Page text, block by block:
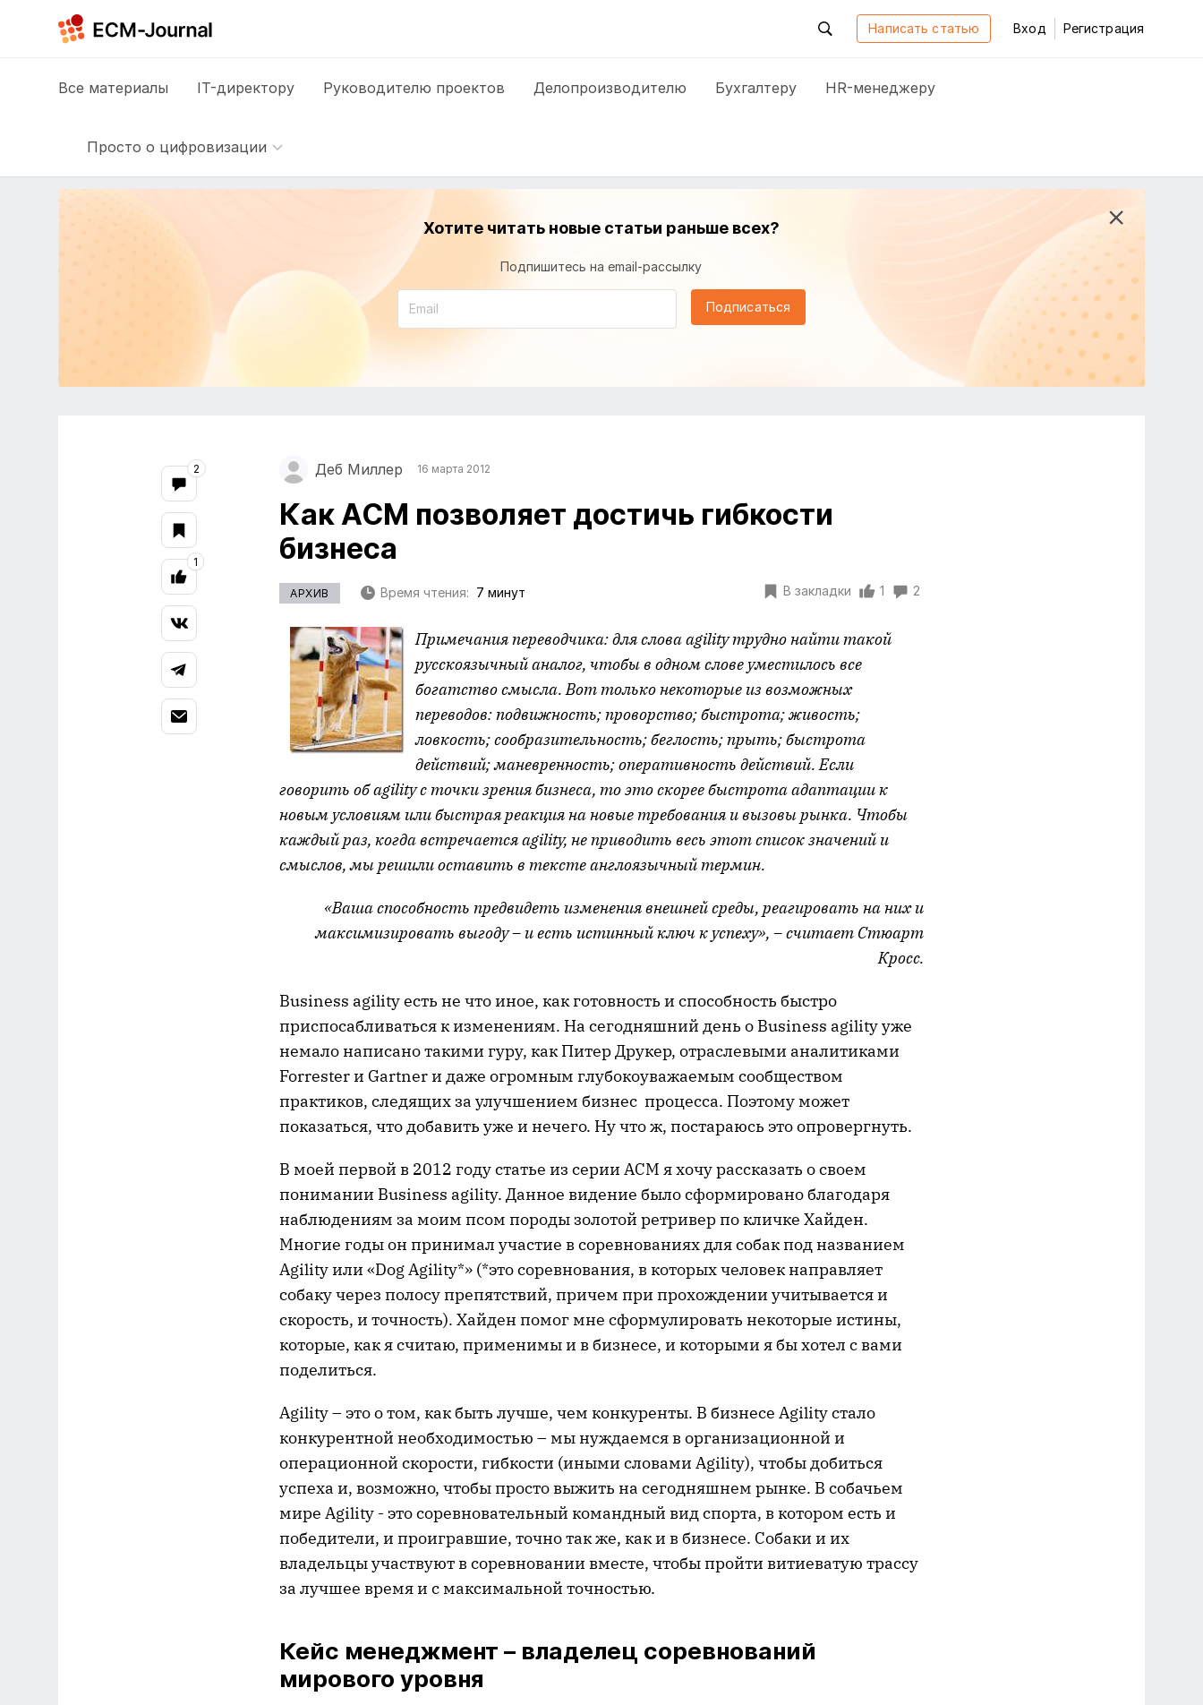
Написать статью Вход Регистрация
Все материалы IT-директору Руководителю проектов Делопроизводителю Бухгалтеру HR-менеджеру
Просто о цифровизации
Хотите читать новые статьи раньше всех?
Подпишитесь на email-рассылку
Подписаться
Деб Миллер 16 марта 2012
Как ACM позволяет достичь гибкости
бизнеса
АРХИВ Время чтения: 7 минут В закладки 1 2
Примечания переводчика: для слова agility трудно найти такой
русскоязычный аналог, чтобы в одном слове уместилось все
богатство смысла. Вот только некоторые из возможных
переводов: подвижность; проворство; быстрота; живость;
ловкость; сообразительность; беглость; прыть; быстрота
действий; маневренность; оперативность действий. Если
говорить об agility с точки зрения бизнеса, то это скорее быстрота адаптации к
новым условиям или быстрая реакция на новые требования и вызовы рынка. Чтобы
каждый раз, когда встречается agility, не приводить весь этот список значений и
смыслов, мы решили оставить в тексте англоязычный термин.
«Ваша способность предвидеть изменения внешней среды, реагировать на них и
максимизировать выгоду – и есть истинный ключ к успеху», – считает Стюарт
Кросс.
Business agility есть не что иное, как готовность и способность быстро
приспосабливаться к изменениям. На сегодняшний день о Business agility уже
немало написано такими гуру, как Питер Друкер, отраслевыми аналитиками
Forrester и Gartner и даже огромным глубокоуважаемым сообществом
практиков, следящих за улучшением бизнес процесса. Поэтому может
показаться, что добавить уже и нечего. Ну что ж, постараюсь это опровергнуть.
В моей первой в 2012 году статье из серии ACM я хочу рассказать о своем
понимании Business agility. Данное видение было сформировано благодаря
наблюдениям за моим псом породы золотой ретривер по кличке Хайден.
Многие годы он принимал участие в соревнованиях для собак под названием
Agility или «Dog Agility*» (*это соревнования, в которых человек направляет
собаку через полосу препятствий, причем при прохождении учитывается и
скорость, и точность). Хайден помог мне сформулировать некоторые истины,
которые, как я считаю, применимы и в бизнесе, и которыми я бы хотел с вами
поделиться.
Agility – это о том, как быть лучше, чем конкуренты. В бизнесе Agility стало
конкурентной необходимостью – мы нуждаемся в организационной и
операционной скорости, гибкости (иными словами Agility), чтобы добиться
успеха и, возможно, чтобы просто выжить на сегодняшнем рынке. В собачьем
мире Agility - это соревновательный командный вид спорта, в котором есть и
победители, и проигравшие, точно так же, как и в бизнесе. Собаки и их
владельцы участвуют в соревновании вместе, чтобы пройти витиеватую трассу
за лучшее время и с максимальной точностью.
Кейс менеджмент – владелец соревнований
мирового уровня
2
1